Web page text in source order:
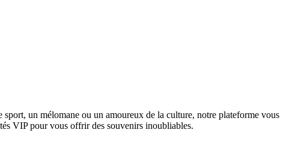
un mélomane ou un amoureux de la culture, notre plateforme vous
VIP pour vous offrir des souvenirs inoubliables.